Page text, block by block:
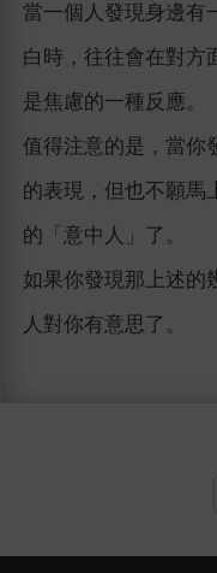
當一個人發現身邊有
白時，往往會在對方
是焦慮的一種反應。
值得注意的是，當你
的表現，但也不願馬
的「意中人」了。
如果你發現那上述的
人對你有意思了。